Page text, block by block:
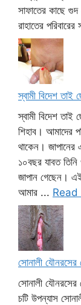
সাফাতের কাছে গুদ
রাহাতের
স্বামী বিদেশ তাই
স্বামী বিদেশ
শিহাব। আমাদের
থাকেন। জাপানের
১০বছর যাবত
জাপান গেছেন।
আমার ... Read
সোনালী যৌনরসের
সোনালী যৌনরসের
চটি উপন্যাস